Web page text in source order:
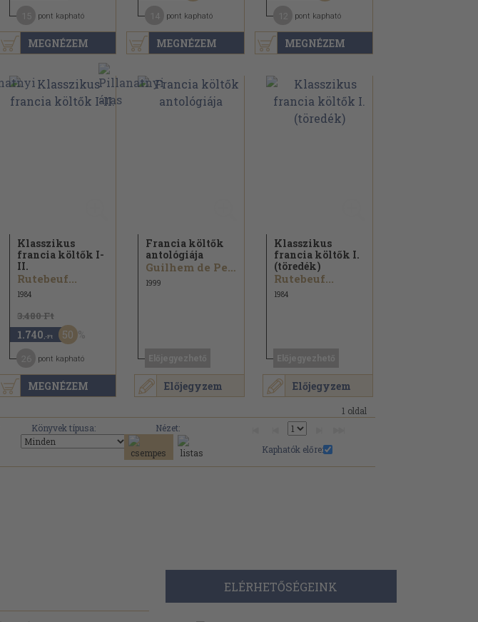
MEGNÉZEM
pont kapható
MEGNÉZEM
pont kapható
MEGNÉZEM
pont kapható
MEGNÉZEM
Klasszikus
francia költők I-
II.
Rutebeuf...
1984
3.480 Ft
1.740 ,-Ft 50
pont kapható
Előjegyzem
Francia költők
antológiája
Guilhem de Peitieu...
1999
Előjegyzem
Klasszikus
francia költők I.
(töredék)
Rutebeuf...
1984
1 oldal
Könyvek típusa:
Nézet:
Kaphatók előre:
ELÉRHETŐSÉGEINK